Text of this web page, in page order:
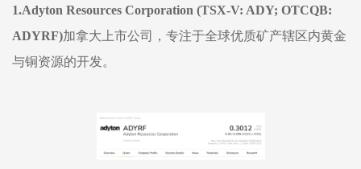
1.Adyton Resources Corporation (TSX-V: ADY; OTCQB:
ADYRF)加拿大上市公司，专注于全球优质矿产辖区内黄金
与铜资源的开发。